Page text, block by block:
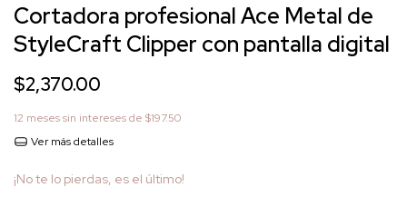
Cortadora profesional Ace Metal de
StyleCraft Clipper con pantalla digital
$2,370.00
12 meses sin intereses de $197.50
Ver más detalles
¡No te lo pierdas, es el último!